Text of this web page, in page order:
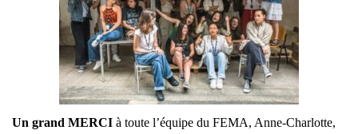
Un grand MERCI à toute l’équipe du FEMA, Anne-Charlotte,